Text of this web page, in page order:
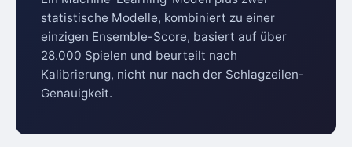
statistische Modelle, kombiniert zu einer
einzigen Ensemble-Score, basiert auf über
28.000 Spielen und beurteilt nach
Kalibrierung, nicht nur nach der Schlagzeilen-
Genauigkeit.